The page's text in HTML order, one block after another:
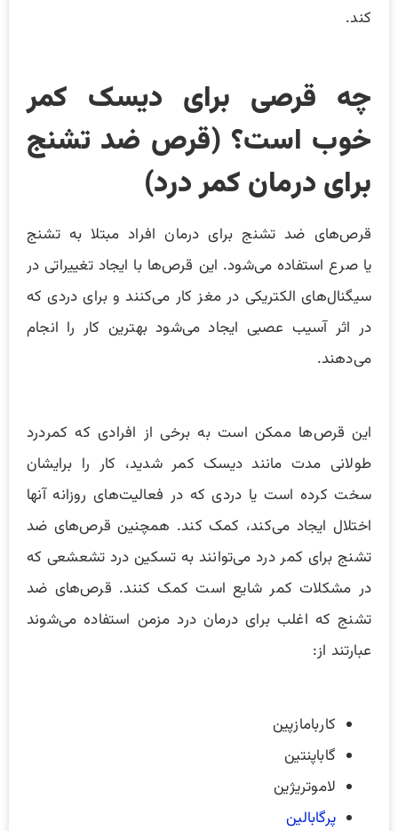
کند.
چه قرصی برای دیسک کمر
خوب است؟ (قرص‌ ضد تشنج
برای درمان کمر درد)
قرص‌های ضد تشنج برای درمان افراد مبتلا به تشنج
یا صرع استفاده می‌شود‌. این قرص‌ها با ایجاد تغییراتی در
سیگنال‌های الکتریکی در مغز کار می‌کنند و برای دردی که
در اثر آسیب عصبی ایجاد می‌شود بهترین کار را انجام
می‌دهند.
این قرص‌ها ممکن است به برخی از افرادی که کمردرد
طولانی مدت مانند دیسک کمر شدید، کار را برایشان
سخت کرده است یا دردی که در فعالیت‌های روزانه آنها
اختلال ایجاد می‌کند، کمک کند. همچنین قرص‌های ضد
تشنج برای کمر درد می‌توانند به تسکین درد تشعشعی که
در مشکلات کمر شایع است کمک کنند. قرص‌های ضد
تشنج که اغلب برای درمان درد مزمن استفاده می‌شوند
عبارتند از:
کاربامازپین
گاباپنتین
لاموتریژین
پرگابالین